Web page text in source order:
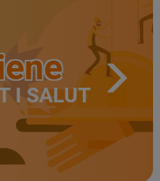
I SALUT